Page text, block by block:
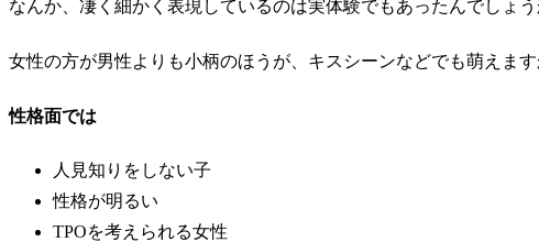
なんか、凄く細かく表現しているのは実体験でもあったんでしょう
女性の方が男性よりも小柄のほうが、キスシーンなどでも萌えます
性格面では
人見知りをしない子
性格が明るい
TPOを考えられる女性